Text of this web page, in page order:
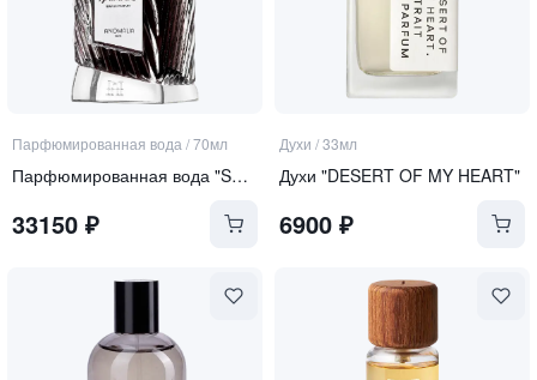
Парфюмированная вода /70мл
Парфюмированная вода "SA.MAN"
33150 ₽
Духи /33мл
Духи "DESERT OF MY HEART"
6900₽